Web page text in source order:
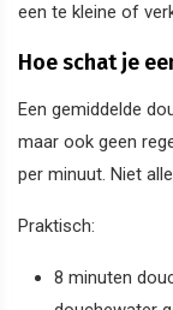
een te kleine of
Hoe schat je
Een gemiddelde
maar ook geen
per minuut. Niet
Praktisch:
8 minuten